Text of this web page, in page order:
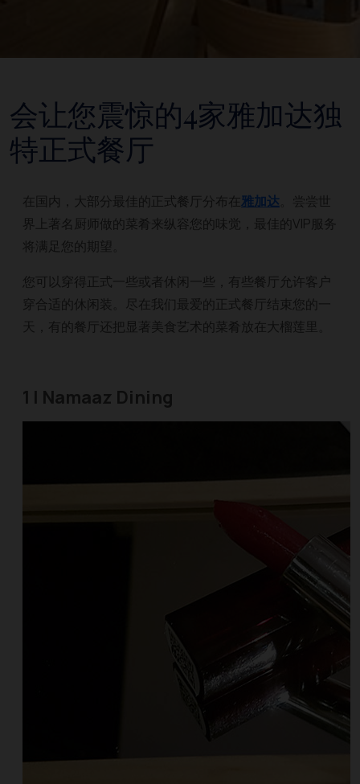
会让您震惊的4家雅加达独
特正式餐厅
在国内，大部分最佳的正式餐厅分布在 雅加达 。尝尝世
界上著名厨师做的菜肴来纵容您的味觉，最佳的VIP服务
将满足您的期望。
您可以穿得正式一些或者休闲一些，有些餐厅允许客户
穿合适的休闲装。尽在我们最爱的正式餐厅结束您的一
天，有的餐厅还把显著美食艺术的菜肴放在大榴莲里。
1 | Namaaz Dining